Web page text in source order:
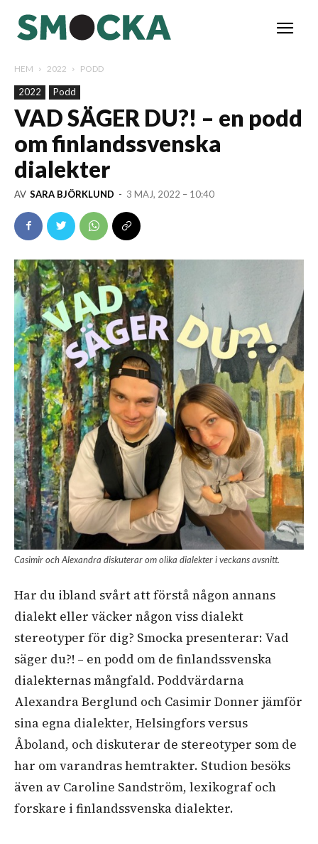
HEM 2022 PODD
2022 Podd
VAD SÄGER DU?! – en podd
om finlandssvenska
dialekter
AV SARA BJÖRKLUND - 3 MAJ, 2022 – 10:40
Casimir och Alexandra diskuterar om olika dialekter i veckans avsnitt.
Har du ibland svårt att förstå någon annans
dialekt eller väcker någon viss dialekt
stereotyper för dig? Smocka presenterar: Vad
säger du?! – en podd om de finlandssvenska
dialekternas mångfald. Poddvärdarna
Alexandra Berglund och Casimir Donner jämför
sina egna dialekter, Helsingfors versus
Åboland, och diskuterar de stereotyper som de
har om varandras hemtrakter. Studion besöks
även av Caroline Sandström, lexikograf och
forskare i finlandssvenska dialekter.